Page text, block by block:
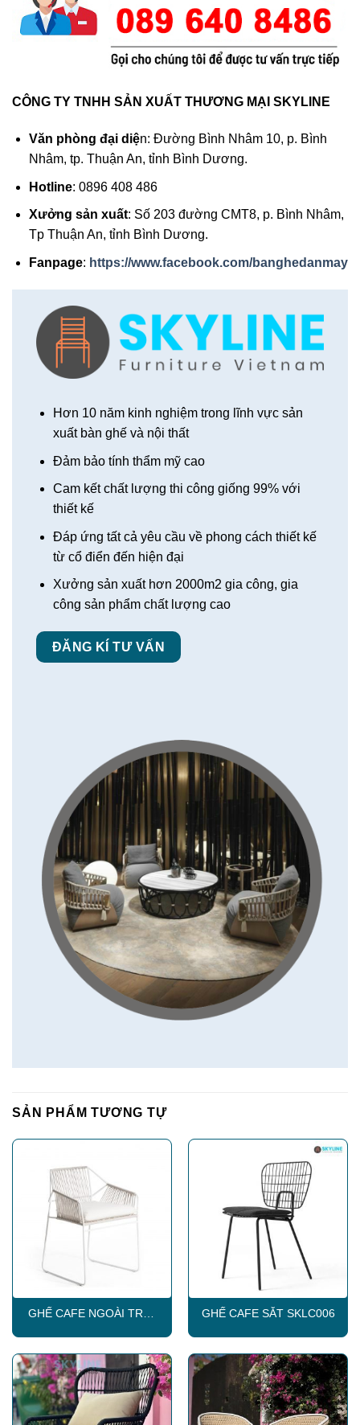
CÔNG TY TNHH SẢN XUẤT THƯƠNG MẠI SKYLINE
Văn phòng đại diện: Đường Bình Nhâm 10, p. Bình
Nhâm, tp. Thuận An, tỉnh Bình Dương.
Hotline: 0896 408 486
Xưởng sản xuất: Số 203 đường CMT8, p. Bình Nhâm,
Tp Thuận An, tỉnh Bình Dương.
Fanpage: https://www.facebook.com/banghedanmay
Hơn 10 năm kinh nghiệm trong lĩnh vực sản
xuất bàn ghế và nội thất
Đảm bảo tính thẩm mỹ cao
Cam kết chất lượng thi công giống 99% với
thiết kế
Đáp ứng tất cả yêu cầu về phong cách thiết kế
từ cổ điển đến hiện đại
Xưởng sản xuất hơn 2000m2 gia công, gia
công sản phẩm chất lượng cao
ĐĂNG KÍ TƯ VẤN
SẢN PHẨM TƯƠNG TỰ
GHẾ CAFE NGOÀI TRỜI
GHẾ CAFE SẮT SKLC006